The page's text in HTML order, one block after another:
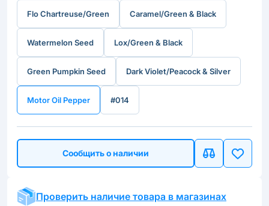
Flo Chartreuse/Green Caramel/Green & Black
Watermelon Seed Lox/Green & Black
Green Pumpkin Seed Dark Violet/Peacock & Silver
Motor Oil Pepper #014
Сообщить о наличии
Проверить наличие товара в магазинах